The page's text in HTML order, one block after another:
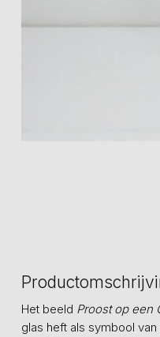
Het beeld Proost op een
glas heft als symbool